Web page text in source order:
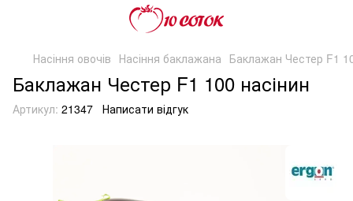
Насіння овочів Насіння баклажана Баклажан Честер F1
Баклажан Честер F1 100 насінин
Артикул: 21347 Написати відгук